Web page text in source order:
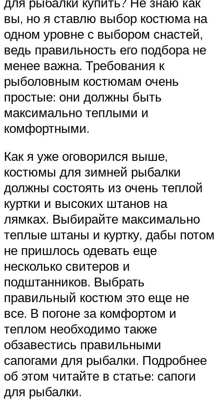
вы, но я ставлю выбор костюма на
одном уровне с выбором снастей,
ведь правильность его подбора не
менее важна. Требования к
рыболовным костюмам очень
простые: они должны быть
максимально теплыми и
комфортными.
Как я уже оговорился выше,
костюмы для зимней рыбалки
должны состоять из очень теплой
куртки и высоких штанов на
лямках. Выбирайте максимально
теплые штаны и куртку, дабы потом
не пришлось одевать еще
несколько свитеров и
подштанников. Выбрать
правильный костюм это еще не
все. В погоне за комфортом и
теплом необходимо также
обзавестись правильными
сапогами для рыбалки. Подробнее
об этом читайте в статье: сапоги
для рыбалки.